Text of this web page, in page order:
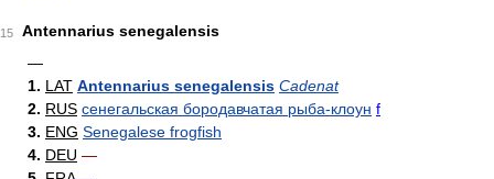
15
Antennarius senegalensis
—
1. LAT Antennarius senegalensis Cadenat
2. RUS сенегальская бородавчатая рыба-клоун f
3. ENG Senegalese frogfish
4. DEU —